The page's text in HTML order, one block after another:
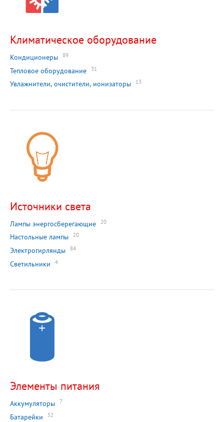
Климатическое оборудование
Кондиционеры 89
Тепловое оборудование 31
Увлажнители, очистители, ионизаторы 13
Источники света
Лампы энергосберегающие 20
Настольные лампы 20
Электрогирлянды 84
Светильники 4
Элементы питания
Аккумуляторы 7
Батарейки 52